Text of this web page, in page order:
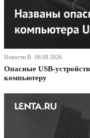
Новости В· 06.08.2026
Опасные USB-
компьютеру